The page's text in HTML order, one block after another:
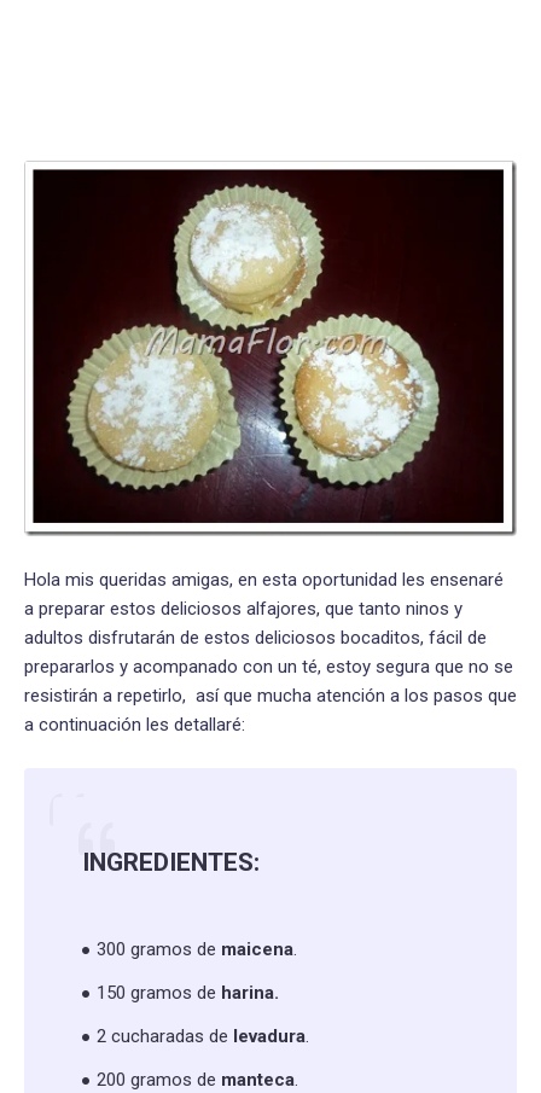
Hola mis queridas amigas, en esta oportunidad les ensenaré
a preparar estos deliciosos alfajores, que tanto ninos y
adultos disfrutarán de estos deliciosos bocaditos, fácil de
prepararlos y acompanado con un té, estoy segura que no se
resistirán a repetirlo, así que mucha atención a los pasos que
a continuación les detallaré:
INGREDIENTES:
300 gramos de maicena.
150 gramos de harina.
2 cucharadas de levadura.
200 gramos de manteca.